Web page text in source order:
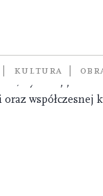
KULTURA
Opinii –
społeczno-
Na
współczesnej